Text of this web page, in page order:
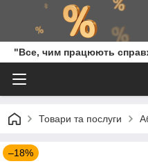
"Все, чим працюють
Товари та послуги
–18%